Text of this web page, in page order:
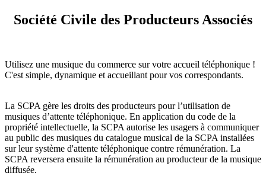
Société Civile des Producteurs Associés
Utilisez une musique du commerce sur votre accueil téléphonique !
C'est simple, dynamique et accueillant pour vos correspondants.
La SCPA gère les droits des producteurs pour l’utilisation de
musiques d’attente téléphonique. En application du code de la
propriété intellectuelle, la SCPA autorise les usagers à communiquer
au public des musiques du catalogue musical de la SCPA installées
sur leur système d'attente téléphonique contre rémunération. La
SCPA reversera ensuite la rémunération au producteur de la musique
diffusée.